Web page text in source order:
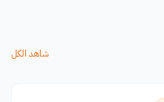
شاهد الكل